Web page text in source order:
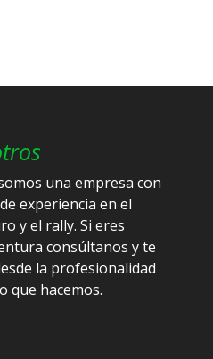
una empresa con
experiencia en el
y el rally. Si eres
consúltanos y te
la profesionalidad
que hacemos.